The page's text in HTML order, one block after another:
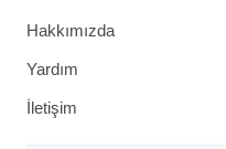
Hakkımızda
Yardım
İletişim